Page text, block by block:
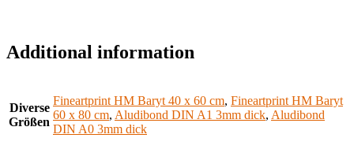
Additional information
Diverse
Größen
Fineartprint HM Baryt 40 x 60 cm, Fineartprint HM Baryt
60 x 80 cm, Aludibond DIN A1 3mm dick, Aludibond
DIN A0 3mm dick